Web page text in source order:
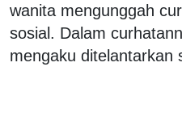
wanita mengunggah
sosial. Dalam
mengaku ditelantarkan